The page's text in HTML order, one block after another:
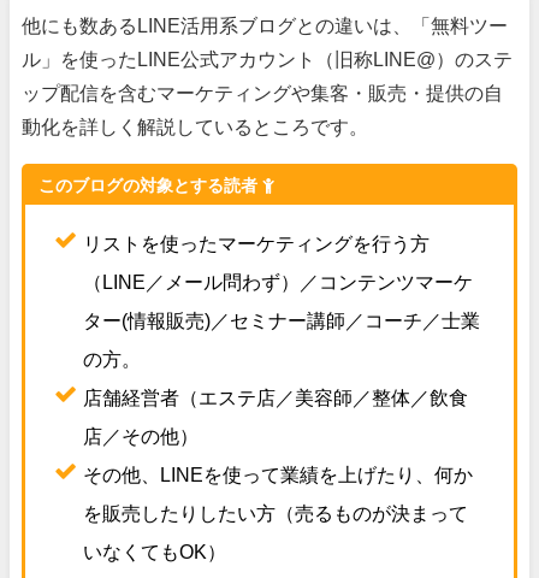
他にも数あるLINE活用系ブログとの違いは、「無料ツー
ル」を使ったLINE公式アカウント（旧称LINE@）のステ
ップ配信を含むマーケティングや集客・販売・提供の自
動化を詳しく解説しているところです。
このブログの対象とする読者
リストを使ったマーケティングを行う方
（LINE／メール問わず）／コンテンツマーケ
ター(情報販売)／セミナー講師／コーチ／士業
の方。
店舗経営者（エステ店／美容師／整体／飲食
店／その他）
その他、LINEを使って業績を上げたり、何か
を販売したりしたい方（売るものが決まって
いなくてもOK）